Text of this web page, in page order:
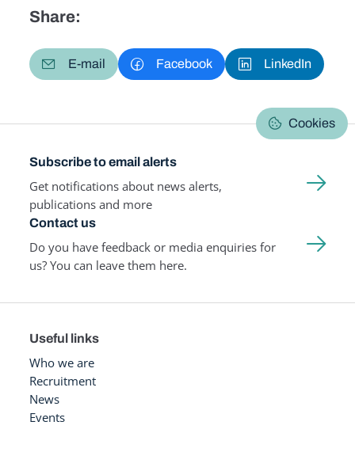
Share:
E-mail Facebook LinkedIn
Cookies
Subscribe to email alerts
Get notifications about news alerts,
publications and more
Contact us
Do you have feedback or media enquiries for
us? You can leave them here.
Useful links
Who we are
Recruitment
News
Events